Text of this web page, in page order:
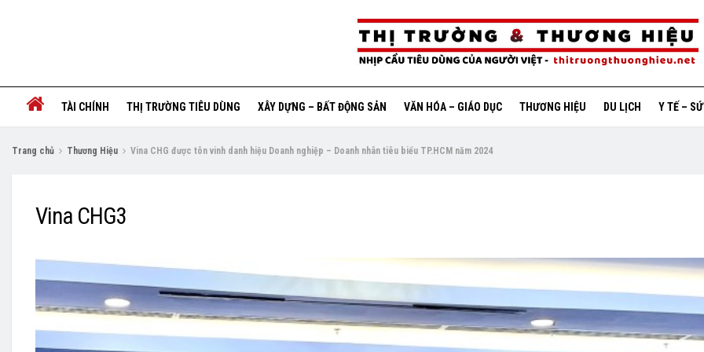
TÀI CHÍNH THỊ TRƯỜNG TIÊU DÙNG XÂY DỰNG – BẤT ĐỘNG SẢN VĂN HÓA – GIÁO DỤC THƯƠNG HIỆU DU LỊCH Y TẾ –
Trang chủ Thương Hiệu Vina CHG được tôn vinh danh hiệu Doanh nghiệp – Doanh nhân tiêu biểu TP.HCM năm 2024
Vina CHG3